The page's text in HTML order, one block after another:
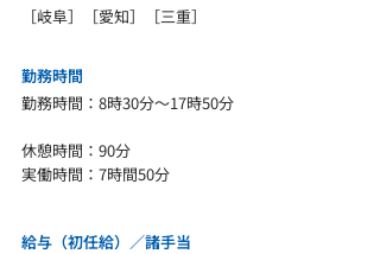
［岐阜］［愛知］［三重］
勤務時間
勤務時間：8時30分～17時50分
休憩時間：90分
実働時間：7時間50分
給与（初任給）／諸手当